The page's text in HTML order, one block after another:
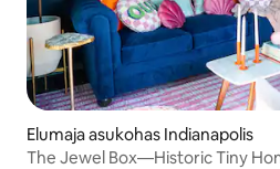
Elumaja asukohas Indianapolis
The Jewel Box—Historic Tiny